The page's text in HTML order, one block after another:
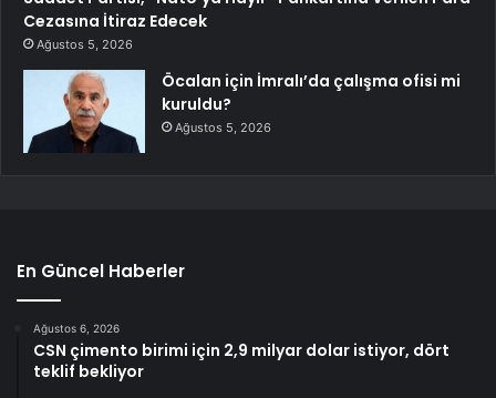
Cezasına İtiraz Edecek
Ağustos 5, 2026
Öcalan için İmralı’da çalışma ofisi mi
kuruldu?
Ağustos 5, 2026
En Güncel Haberler
Ağustos 6, 2026
CSN çimento birimi için 2,9 milyar dolar istiyor, dört
teklif bekliyor